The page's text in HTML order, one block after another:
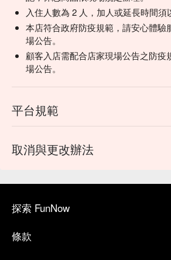
入住人數為 2 人，加人或延長時間須
本店符合政府防疫規範，請安心體驗
場公告。
顧客入店需配合店家現場公告之防疫
場公告。
平台規範
取消與更改辦法
探索 FunNow
條款